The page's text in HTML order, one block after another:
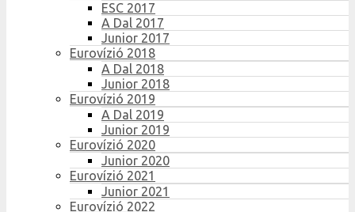
ESC 2017
A Dal 2017
Junior 2017
Eurovízió 2018
A Dal 2018
Junior 2018
Eurovízió 2019
A Dal 2019
Junior 2019
Eurovízió 2020
Junior 2020
Eurovízió 2021
Junior 2021
Eurovízió 2022